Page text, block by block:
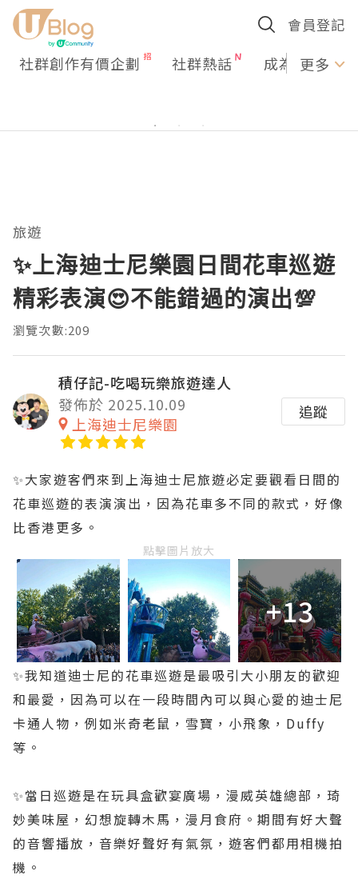
會員登記
社群創作有價企劃 社群熱話 成為U更多
旅遊
✨上海迪士尼樂園日間花車巡遊
精彩表演😍不能錯過的演出💯
瀏覽次數:209
積仔記-吃喝玩樂旅遊達人
發佈於 2025.10.09
上海迪士尼樂園
追蹤
✨大家遊客們來到上海迪士尼旅遊必定要觀看日間的
花車巡遊的表演演出，因為花車多不同的款式，好像
比香港更多。
點擊圖片放大
+13
✨️我知道迪士尼的花車巡遊是最吸引大小朋友的歡迎
和最愛，因為可以在一段時間內可以與心愛的迪士尼
卡通人物，例如米奇老鼠，雪寶，小飛象，Duffy
等。
✨當日巡遊是在玩具盒歡宴廣場，漫威英雄總部，琦
妙美味屋，幻想旋轉木馬，漫月食府。期間有好大聲
的音響播放，音樂好聲好有氣氛，遊客們都用相機拍
機。